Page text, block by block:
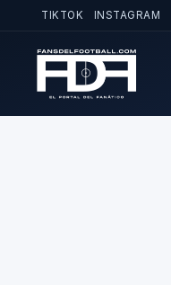
TIKTOK INSTAGRAM